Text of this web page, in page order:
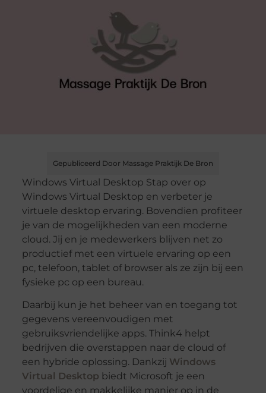
Gepubliceerd Door Massage Praktijk De Bron
Windows Virtual Desktop Stap over op
Windows Virtual Desktop en verbeter je
virtuele desktop ervaring. Bovendien profiteer
je van de mogelijkheden van een moderne
cloud. Jij en je medewerkers blijven net zo
productief met een virtuele ervaring op een
pc, telefoon, tablet of browser als ze zijn bij een
fysieke pc op een bureau.
Daarbij kun je het beheer van en toegang tot
gegevens vereenvoudigen met
gebruiksvriendelijke apps. Think4 helpt
bedrijven die overstappen naar de cloud of
een hybride oplossing. Dankzij Windows
Virtual Desktop biedt Microsoft je een
voordelige en makkelijke manier op in de